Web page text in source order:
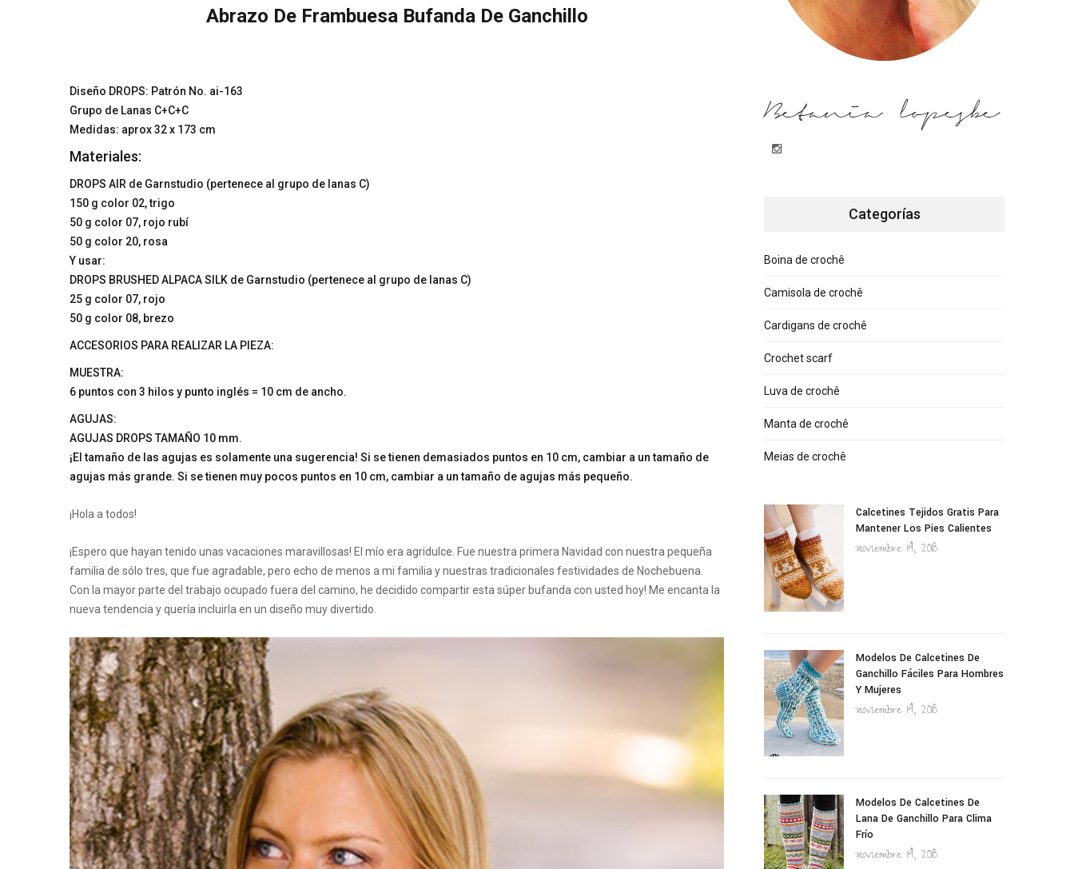
Abrazo De Frambuesa Bufanda De Ganchillo
Diseño DROPS: Patrón No. ai-163
Grupo de Lanas C+C+C
Medidas: aprox 32 x 173 cm
Materiales:
DROPS AIR de Garnstudio (pertenece al grupo de lanas C)
150 g color 02, trigo
50 g color 07, rojo rubí
50 g color 20, rosa
Y usar:
DROPS BRUSHED ALPACA SILK de Garnstudio (pertenece al grupo de lanas C)
25 g color 07, rojo
50 g color 08, brezo
ACCESORIOS PARA REALIZAR LA PIEZA:
MUESTRA:
6 puntos con 3 hilos y punto inglés = 10 cm de ancho.
AGUJAS:
AGUJAS DROPS TAMAÑO 10 mm.
¡El tamaño de las agujas es solamente una sugerencia! Si se tienen demasiados puntos en 10 cm, cambiar a un tamaño de
agujas más grande. Si se tienen muy pocos puntos en 10 cm, cambiar a un tamaño de agujas más pequeño.
¡Hola a todos!
¡Espero que hayan tenido unas vacaciones maravillosas! El mío era agridulce. Fue nuestra primera Navidad con nuestra pequeña
familia de sólo tres, que fue agradable, pero echo de menos a mi familia y nuestras tradicionales festividades de Nochebuena.
Con la mayor parte del trabajo ocupado fuera del camino, he decidido compartir esta súper bufanda con usted hoy! Me encanta la
nueva tendencia y quería incluirla en un diseño muy divertido.
Betania lopesbe
Categorías
Boina de crochê
Camisola de crochê
Cardigans de crochê
Crochet scarf
Luva de crochê
Manta de crochê
Meias de crochê
Calcetines Tejidos Gratis Para
Mantener Los Pies Calientes
noviembre 14, 2018
Modelos De Calcetines De
Ganchillo Fáciles Para Hombres
Y Mujeres
noviembre 14, 2018
Modelos De Calcetines De
Lana De Ganchillo Para Clima
Frío
noviembre 14, 2018